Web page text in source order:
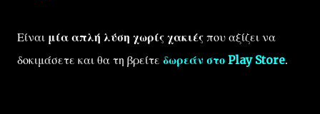
Είναι μία απλή λύση χωρίς χακιές που αξίζει να
δοκιμάσετε και θα τη βρείτε δωρεάν στο Play Store.